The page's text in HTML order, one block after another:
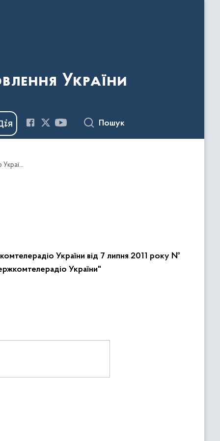
України
Пошук
Наказ Держкомтелерадіо України від 05.06.2014 № 65 "Про внесення змін у Додаток 2 до наказу Держкомтелерадіо України від 7 липня 2011 року № 169 "Про організацію і проведення особистого прийому громадян керівництвом Держкомтелерадіо України"
України від 7 липня 2011 року №
України"